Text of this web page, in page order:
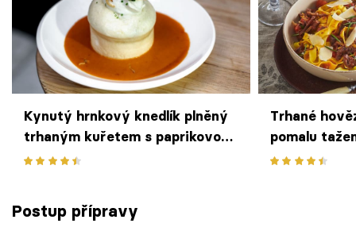
Kynutý hrnkový knedlík plněný
trhaným kuřetem s paprikovou
omáčkou podle Marka Fichtnera
Trhané
pomalu
rajčatové
Postup přípravy